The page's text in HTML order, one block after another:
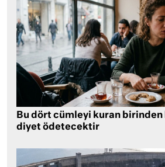
Bu dört cümleyi kuran birinden
diyet ödetecektir